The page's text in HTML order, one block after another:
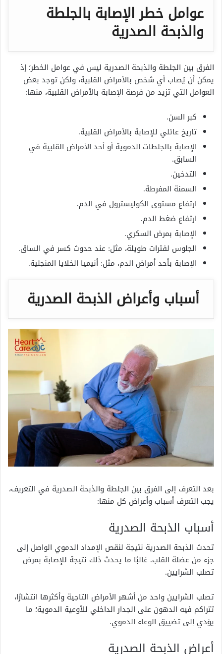
عوامل خطر الإصابة بالجلطة
والذبحة الصدرية
الفرق بين الجلطة والذبحة الصدرية ليس في عوامل الخطر؛ إذ
يمكن أن يُصاب أي شخص بالأمراض القلبية، ولكن توجد بعض
العوامل التي تزيد من فرصة الإصابة بالأمراض القلبية، منها:
كبر السن.
تاريخ عائلي للإصابة بالأمراض القلبية.
الإصابة بالجلطات الدموية أو أحد الأمراض القلبية في
السابق.
التدخين.
السمنة المفرطة.
ارتفاع مستوى الكوليسترول في الدم.
ارتفاع ضغط الدم.
الإصابة بمرض السكري.
الجلوس لفترات طويلة، مثل: عند حدوث كسر في الساق.
الإصابة بأحد أمراض الدم، مثل: أنيميا الخلايا المنجلية.
أسباب وأعراض الذبحة الصدرية
بعد التعرف إلى الفرق بين الجلطة والذبحة الصدرية في التعريف،
يجب التعرف أسباب وأعراض كل منها:
أسباب الذبحة الصدرية
تحدث الذبحة الصدرية نتيجة لنقص الإمداد الدموي الواصل إلى
جزء من عضلة القلب. غالبًا ما يحدث ذلك نتيجة للإصابة بمرض
تصلب الشرايين.
تصلب الشرايين واحد من أشهر الأمراض التاجية وأكثرها انتشارًا،
تتراكم فيه الدهون على الجدار الداخلي للأوعية الدموية؛ ما
يؤدي إلى تضييق الوعاء الدموي.
أعراض الذبحة الصدرية